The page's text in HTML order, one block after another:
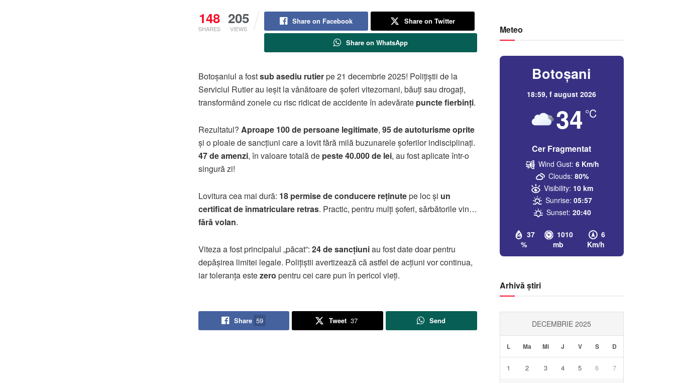
148
SHARES
205
VIEWS
Share on Facebook Share on Twitter
Share on WhatsApp
Botoșaniul a fostsub asediu rutierpe 21 decembrie 2025! Polițiștii de la
Serviciul Rutier au ieșit la vânătoare de șoferi vitezomani, băuți sau drogați,
transformând zonele cu risc ridicat de accidente în adevărate puncte fierbinți.
Rezultatul? Aproape 100 de persoane legitimate, 95 de autoturisme oprite
și o ploaie de sancțiuni care a lovit fără milă buzunarele șoferilor indisciplinați.
47 de amenzi, în valoare totală de peste 40.000 de lei, au fost aplicate într-o
singură zi!
Lovitura cea mai dură: 18 permise de conducere reținutepe loc și un
certificat de înmatriculare retras. Practic, pentru mulți șoferi, sărbătorile vin…
fără volan.
Viteza a fost principalul „păcat”: 24 de sancțiuniau fost date doar pentru
depășirea limitei legale. Polițiștii avertizează că astfel de acțiuni vor continua,
iar toleranța estezero pentru cei care pun în pericol vieți.
Share 59 Tweet 37 Send
Meteo
Botoșani
18:59,f august 2026
34 °C
Cer Fragmentat
37
%
1010
mb
6
Km/h
Wind Gust: 6 Km/h
Clouds: 80%
Visibility: 10 km
Sunrise: 05:57
Sunset: 20:40
Arhivă știri
DECEMBRIE 2025
L Ma Mi J V S D
1 2 3 4 5 6 7